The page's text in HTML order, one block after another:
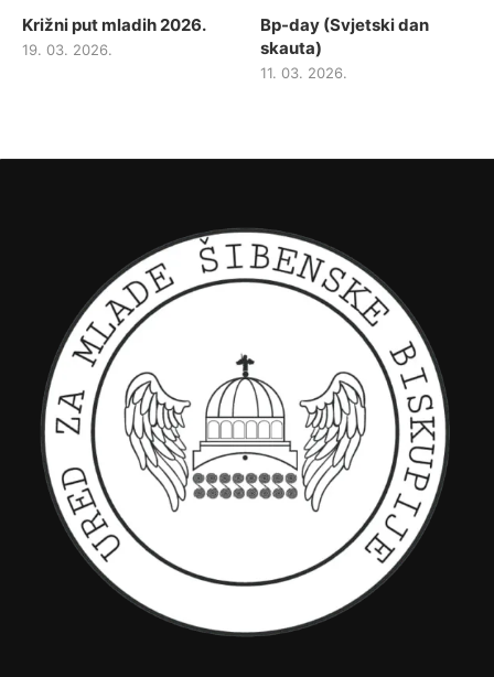
Križni put mladih 2026.
19. 03. 2026.
Bp-day (Svjetski dan
skauta)
11. 03. 2026.